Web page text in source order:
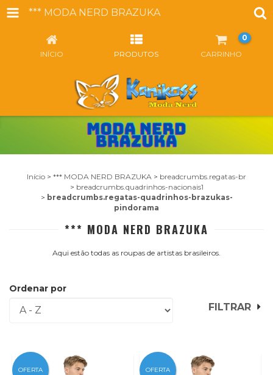
*** MODA NERD BRAZUKA
INÍCIO PRODUTOS CARRINHO
0
Início > *** MODA NERD BRAZUKA > breadcrumbs.regatas-br
> breadcrumbs.quadrinhos-nacionais1
> breadcrumbs.regatas-quadrinhos-brazukas-
pindorama
*** MODA NERD BRAZUKA
Aqui estão todas as roupas de artistas brasileiros.
Ordenar por
FILTRAR
OFERTA OFERTA